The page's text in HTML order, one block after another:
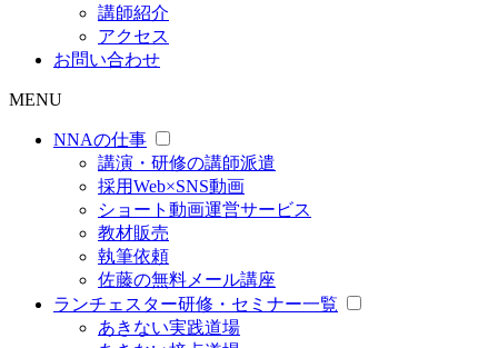
講師紹介
アクセス
お問い合わせ
MENU
NNAの仕事
講演・研修の講師派遣
採用Web×SNS動画
ショート動画運営サービス
教材販売
執筆依頼
佐藤の無料メール講座
ランチェスター研修・セミナー一覧
あきない実践道場